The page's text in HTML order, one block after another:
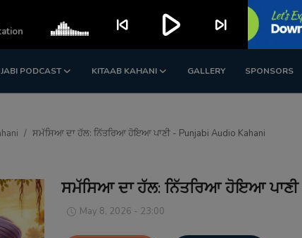
PODCAST KITAAB KAHANI GALLERY SPONSORS
ਸਮੱਸਿਆ ਦਾ ਹੱਲ: ਨਿੱਤਰਿਆ ਹੋਇਆ ਪਾਣੀ - Punjabi Audio Kahani
ਸਮੱਸਿਆ ਦਾ ਹੱਲ: ਨਿੱਤਰਿਆ ਹੋਇਆ ਪਾਣੀ
May 8, 2026 - 23:00
skip_previous play_arrow skip_next